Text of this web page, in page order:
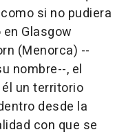
si no pudiera
Glasgow
(Menorca) --
nombre--, el
un territorio
desde la
con que se